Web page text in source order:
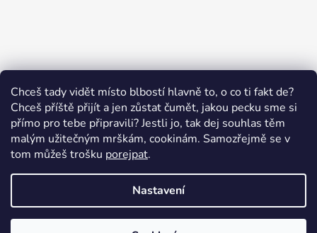
Chceš tady vidět místo blbostí hlavně to, o co ti fakt de?
Chceš příště přijít a jen zůstat čumět, jakou pecku sme si
přímo pro tebe připravili? Jestli jo, tak dej souhlas těm
malým užitečným mrškám, cookinám. Samozřejmě se v
tom můžeš trošku porejpat.
Nastavení
Swissten.eu Česnekový ráj
Vytvořil Shoptet
Copyright 2026Appletop.cz - mobilní příslušenství.